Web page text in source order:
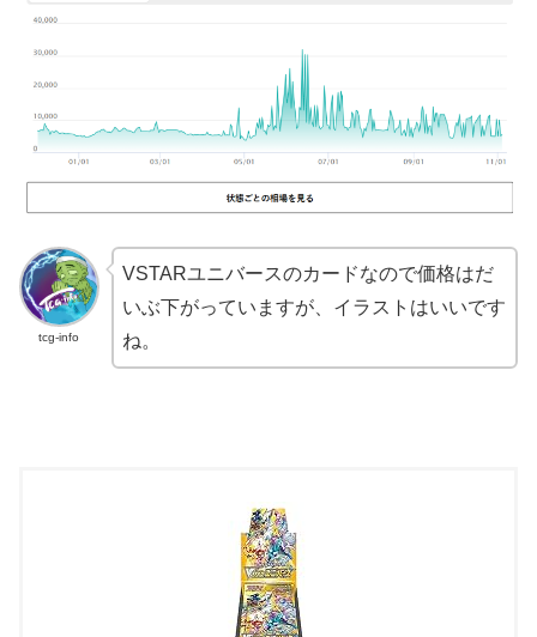
tcg-info
VSTARユニバースのカードなので価格はだ
いぶ下がっていますが、イラストはいいです
ね。